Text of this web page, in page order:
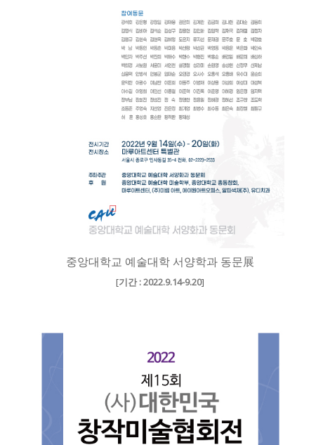
중앙대학교 예술대학 서양학과 동문展
[기간 : 2022.9.14-9.20]